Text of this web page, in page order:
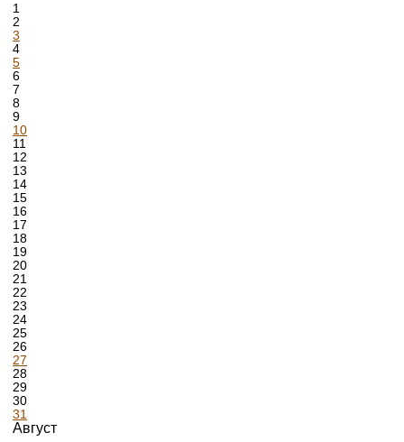
1
2
3
4
5
6
7
8
9
10
11
12
13
14
15
16
17
18
19
20
21
22
23
24
25
26
27
28
29
30
31
Август